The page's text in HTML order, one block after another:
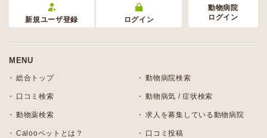
新規ユーザ登録 ログイン
動物病院
ログイン
MENU
総合トップ 動物病院検索
口コミ検索 動物病気 / 症状検索
動物薬検索 求人を募集している動物病院
Calooペットとは？ 口コミ投稿